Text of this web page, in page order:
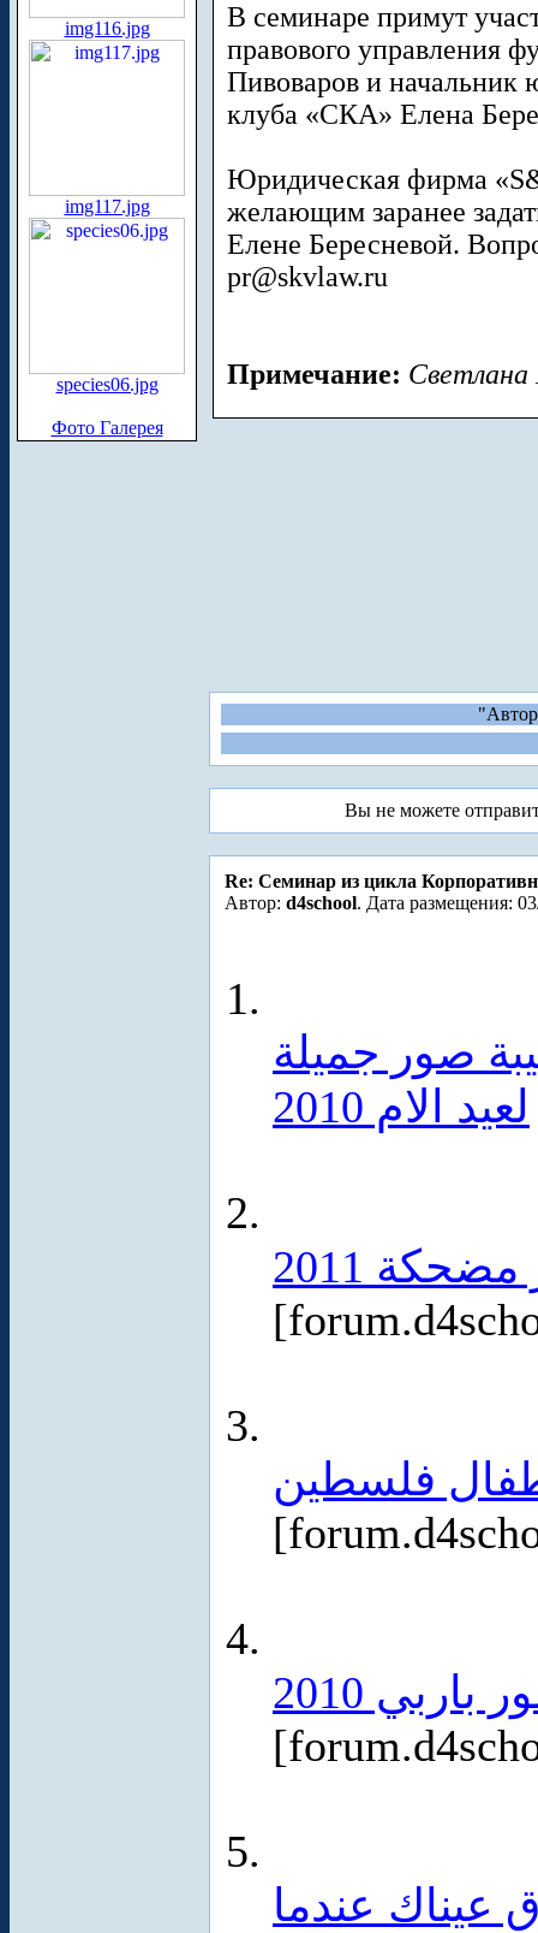
img116.jpg
img117.jpg
species06.jpg
Фото Галерея
В семинаре примут
правового управления
Пивоваров и начальник
клуба «СКА» Елена
Юридическая фирма
желающим заранее
Елене Бересневой.
pr@skvlaw.ru
Примечание: Светлана
Вы не можете
Re: Cеминар из цикла
Автор: d4school. Дата размещения:
صور جميلة
لعيد الام 2010
2011
فلسطين
عيناك عندما